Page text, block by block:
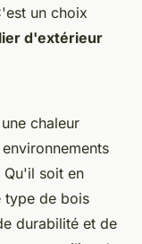
un choix
d'extérieur
chaleur
Qu'il soit en
type de bois
durabilité et de